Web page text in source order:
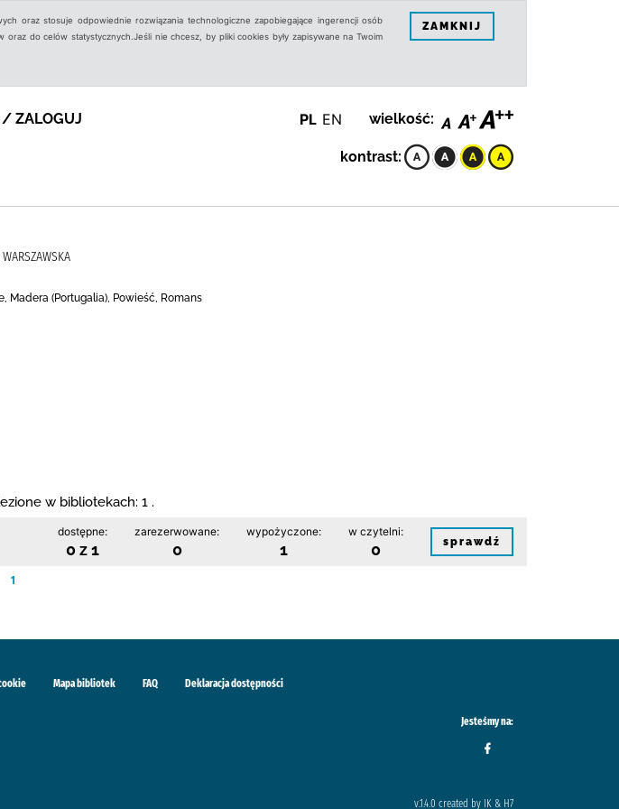
oraz stosuje odpowiednie rozwiązania technologiczne zapobiegające ingerencji osób
do celów statystycznych.Jeśli nie chcesz, by pliki cookies były zapisywane na Twoim
ZAMKNIJ
/ ZALOGUJ PL EN wielkość:
kontrast:
Madera (Portugalia), Powieść, Romans
w bibliotekach: 1 .
dostępne:
0 z 1
zarezerwowane:
0
wypożyczone:
1
w czytelni:
0 sprawdź
1
Mapa bibliotek FAQ Deklaracja dostępności
Jesteśmy na:
v.1.4.0 created by IK & H7